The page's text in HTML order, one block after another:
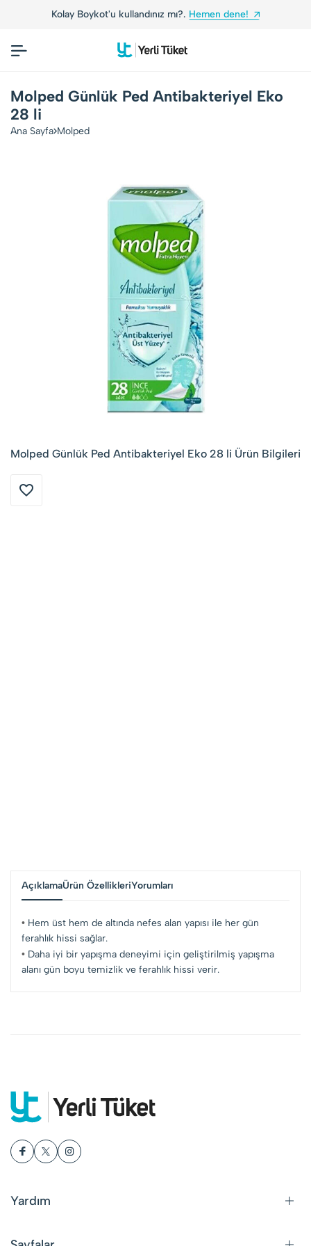
Kolay Boykot'u kullandınız mı?. Hemen dene!
Molped Günlük Ped Antibakteriyel Eko
28 li
Ana Sayfa Molped
Molped Günlük Ped Antibakteriyel Eko 28 li Ürün Bilgileri
AçıklamaÜrün ÖzellikleriYorumları
• Hem üst hem de altında nefes alan yapısı ile her gün
ferahlık hissi sağlar.
• Daha iyi bir yapışma deneyimi için geliştirilmiş yapışma
alanı gün boyu temizlik ve ferahlık hissi verir.
Yardım